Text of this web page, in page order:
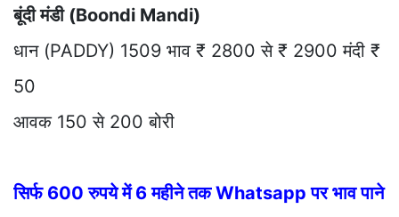
बूंदी मंडी (Boondi Mandi)
धान (PADDY) 1509 भाव ₹ 2800 से ₹ 2900 मंदी ₹
50
आवक 150 से 200 बोरी
सिर्फ 600 रुपये में 6 महीने तक Whatsapp पर भाव पाने